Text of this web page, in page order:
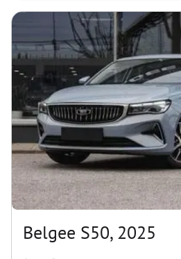
Belgee S50, 2025